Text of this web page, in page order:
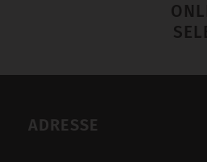
ADRESSE